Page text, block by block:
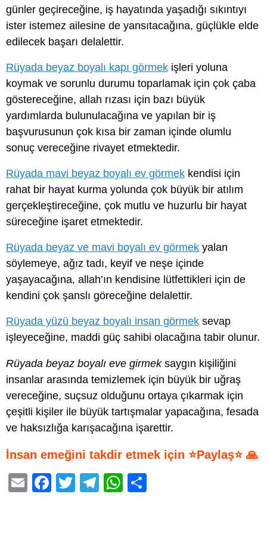
günler geçireceğine, iş hayatında yaşadığı sıkıntıyı
ister istemez ailesine de yansıtacağına, güçlükle elde
edilecek başarı delalettir.
Rüyada beyaz boyalı kapı görmek işleri yoluna
koymak ve sorunlu durumu toparlamak için çok çaba
göstereceğine, allah rızası için bazı büyük
yardımlarda bulunulacağına ve yapılan bir iş
başvurusunun çok kısa bir zaman içinde olumlu
sonuç vereceğine rivayet etmektedir.
Rüyada mavi beyaz boyalı ev görmek kendisi için
rahat bir hayat kurma yolunda çok büyük bir atılım
gerçekleştireceğine, çok mutlu ve huzurlu bir hayat
süreceğine işaret etmektedir.
Rüyada beyaz ve mavi boyalı ev görmek yalan
söylemeye, ağız tadı, keyif ve neşe içinde
yaşayacağına, allah’ın kendisine lütfettikleri için de
kendini çok şanslı göreceğine delalettir.
Rüyada yüzü beyaz boyalı insan görmek sevap
işleyeceğine, maddi güç sahibi olacağına tabir olunur.
Rüyada beyaz boyalı eve girmeksaygın kişiliğini
insanlar arasında temizlemek için büyük bir uğraş
vereceğine, suçsuz olduğunu ortaya çıkarmak için
çeşitli kişiler ile büyük tartışmalar yapacağına, fesada
ve haksızlığa karışacağına işarettir.
İnsan emeğini takdir etmek için ⭐Paylaş⭐ 🙏
E
F
T
T
W